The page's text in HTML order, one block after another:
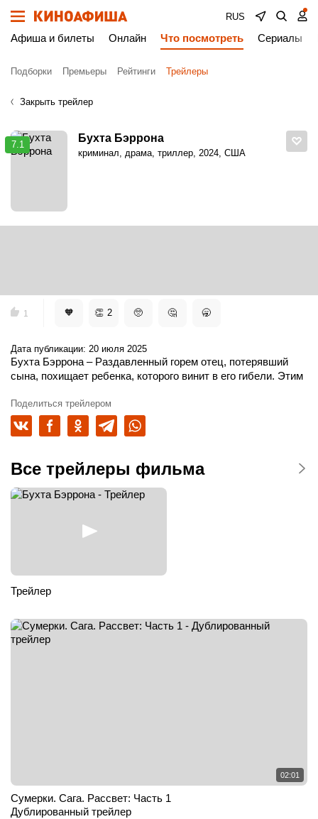
RUS
Афиша и билеты Онлайн Что посмотреть Сериалы
Подборки Премьеры Рейтинги Трейлеры
Закрыть трейлер
1 🧡 👏 2 🥺 🤔 🥱
Дата публикации: 20 июля 2025
Бухта Бэррона – Раздавленный горем отец, потерявший
сына, похищает ребенка, которого винит в его гибели. Этим
политик, отец похищенного мальчика, готов на все ради его
спасения.
Поделиться трейлером
Все трейлеры фильма
Трейлер
7.1
Бухта Бэррона
криминал, драма, триллер, 2024, США
02:01
Сумерки. Сага. Рассвет: Часть 1
Дублированный трейлер